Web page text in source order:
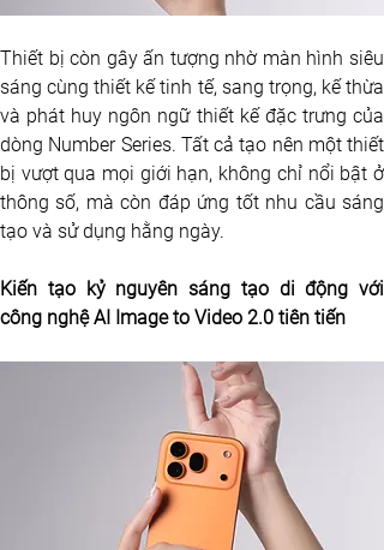
Thiết bị còn gây ấn tượng nhờ màn hình siêu
sáng cùng thiết kế tinh tế, sang trọng, kế thừa
và phát huy ngôn ngữ thiết kế đặc trưng của
dòng Number Series. Tất cả tạo nên một thiết
bị vượt qua mọi giới hạn, không chỉ nổi bật ở
thông số, mà còn đáp ứng tốt nhu cầu sáng
tạo và sử dụng hằng ngày.
Kiến tạo kỷ nguyên sáng tạo di động với
công nghệ AI Image to Video 2.0 tiên tiến